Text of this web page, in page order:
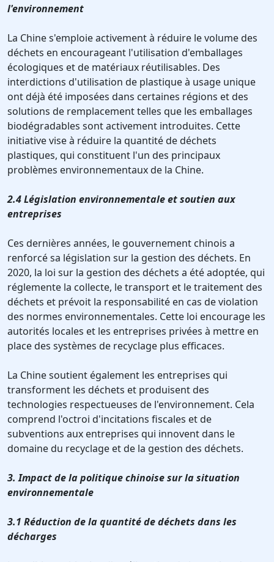
l'environnement
La Chine s'emploie activement à réduire le volume des
déchets en encourageant l'utilisation d'emballages
écologiques et de matériaux réutilisables. Des
interdictions d'utilisation de plastique à usage unique
ont déjà été imposées dans certaines régions et des
solutions de remplacement telles que les emballages
biodégradables sont activement introduites. Cette
initiative vise à réduire la quantité de déchets
plastiques, qui constituent l'un des principaux
problèmes environnementaux de la Chine.
2.4 Législation environnementale et soutien aux
entreprises
Ces dernières années, le gouvernement chinois a
renforcé sa législation sur la gestion des déchets. En
2020, la loi sur la gestion des déchets a été adoptée, qui
réglemente la collecte, le transport et le traitement des
déchets et prévoit la responsabilité en cas de violation
des normes environnementales. Cette loi encourage les
autorités locales et les entreprises privées à mettre en
place des systèmes de recyclage plus efficaces.
La Chine soutient également les entreprises qui
transforment les déchets et produisent des
technologies respectueuses de l'environnement. Cela
comprend l'octroi d'incitations fiscales et de
subventions aux entreprises qui innovent dans le
domaine du recyclage et de la gestion des déchets.
3. Impact de la politique chinoise sur la situation
environnementale
3.1 Réduction de la quantité de déchets dans les
décharges